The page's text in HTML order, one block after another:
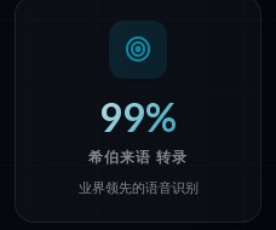
99%
希伯来语 转录
业界领先的语音识别